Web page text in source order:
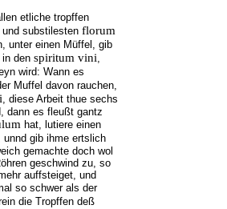
etliche tropffen
substilesten florum
unter einen Müffel, gib
den spiritum vini,
wird: Wann es
Muffel davon rauchen,
, diese Arbeit thue sechs
dann es fleußt gantz
hat, lutiere einen
gib ihme ertslich
gemachte doch wol
geschwind zu, so
auffsteiget, und
so schwer als der
die Tropffen deß